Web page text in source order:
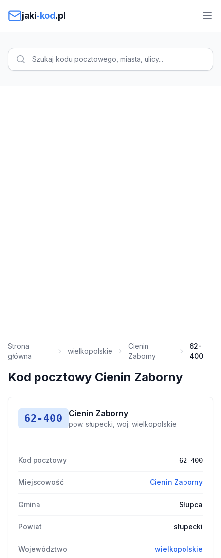
jaki-kod.pl
Strona
główna
wielkopolskie
Cienin
Zaborny
62-
400
Kod pocztowy Cienin Zaborny
62-400 Cienin Zaborny
pow. słupecki, woj. wielkopolskie
Kod pocztowy 62-400
Miejscowość Cienin Zaborny
Gmina Słupca
Powiat słupecki
Województwo wielkopolskie